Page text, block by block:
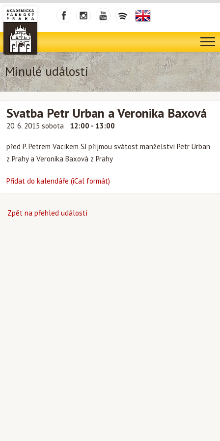
Minulé události
Svatba Petr Urban a Veronika Baxová
20. 6. 2015 sobota 12:00 - 13:00
před P. Petrem Vacíkem SJ příjmou svátost manželství Petr Urban
z Prahy a Veronika Baxová z Prahy
Přidat do kalendáře (iCal formát)
Zpět na přehled událostí